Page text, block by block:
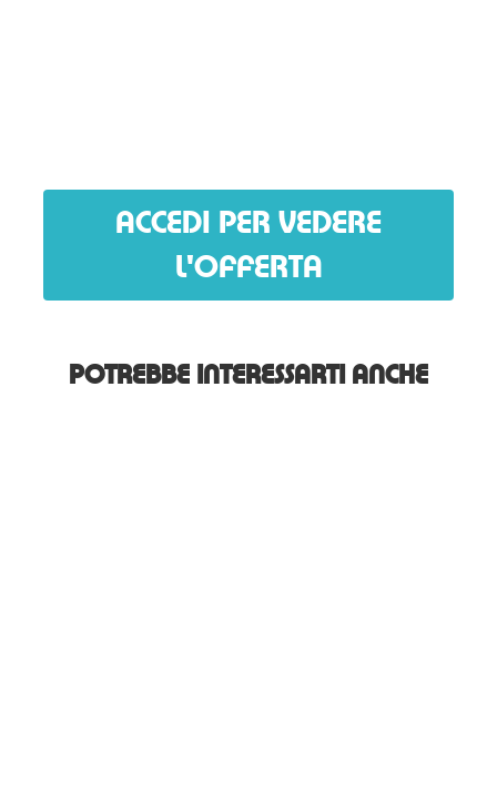
ACCEDI PER VEDERE
L'OFFERTA
POTREBBE INTERESSARTI ANCHE